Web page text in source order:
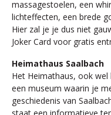
massagestoelen, een
lichteffecten, een brede
Hier zal je je dus niet
Joker Card voor gratis
Heimathaus Saalbach
Het Heimathaus, ook
een museum waarin je
geschiedenis van